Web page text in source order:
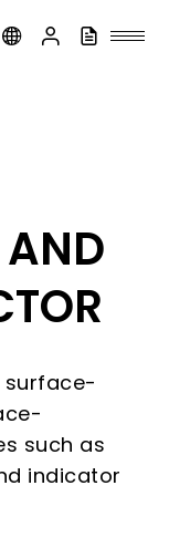
AND
surface-
such as
indicator